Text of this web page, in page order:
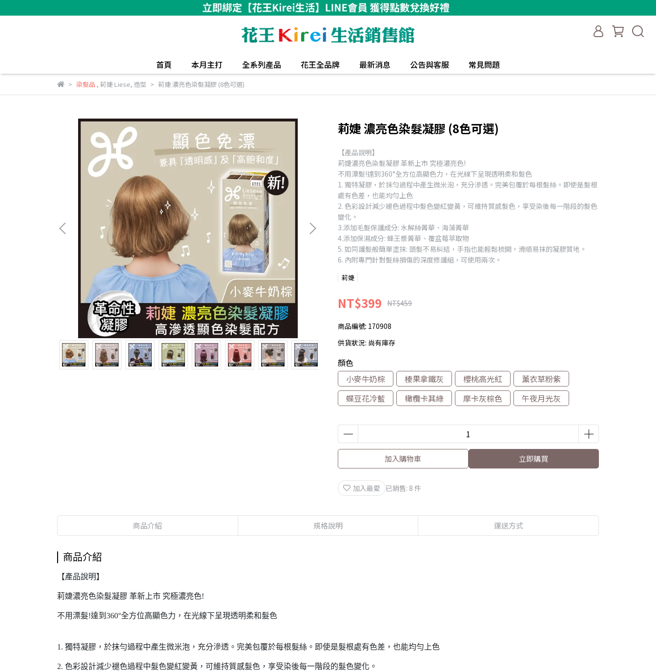
首頁 本月主打 全系列產品 花王全品牌 最新消息 公告與客服 常見問題
染髮品, 莉婕 Liese, 造型 莉婕 濃亮色染髮凝膠 (8色可選)
莉婕 濃亮色染髮凝膠 (8色可選)
【產品說明】
莉婕濃亮色染髮凝膠 革新上市 究極濃亮色!
不用漂髮!達到360°全方位高顯色力，在光線下呈現透明柔和髮色
1. 獨特凝膠，於抹勻過程中產生微米泡，充分滲透。完美包覆於每根髮絲。即使是髮根
處有色差，也能均勻上色
2. 色彩設計減少褪色過程中髮色變紅變黃，可維持質感髮色，享受染後每一階段的髮色
變化。
3.添加毛髮保護成分: 水解絲菁華、海藻菁華
4.添加保濕成分: 蜂王漿菁華、覆盆莓萃取物
5. 如同護髮般簡單塗抹: 頭髮不易糾結，手指也能輕鬆梳開。滑順易抹的凝膠質地。
6. 內附專門針對髮絲損傷的深度修護組，可使用兩次。
莉婕
NT$399 NT$459
商品編號: 170908
供貨狀況: 尚有庫存
顏色
小麥牛奶棕
榛果拿鐵灰 櫻桃高光紅
薰衣草粉紫
蝶豆花冷藍
橄欖卡其綠 摩卡灰棕色 午夜月光灰
加入購物車 立即購買
加入最愛 已銷售: 8 件
商品介紹 規格說明 運送方式
商品介紹
【產品說明】
莉婕濃亮色染髮凝膠 革新上市 究極濃亮色!
不用漂髮!達到360°全方位高顯色力，在光線下呈現透明柔和髮色
1. 獨特凝膠，於抹勻過程中產生微米泡，充分滲透。完美包覆於每根髮絲。即使是髮根處有色差，也能均勻上色
2. 色彩設計減少褪色過程中髮色變紅變黃，可維持質感髮色，享受染後每一階段的髮色變化。